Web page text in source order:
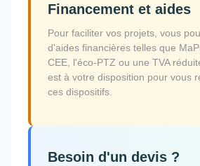
Financement et aides
Pour faciliter vos projets, vous
d'aides financières telles que
CEE, l'éco-PTZ ou une TVA
est à votre disposition pour vous
ces dispositifs.
Besoin d'un devis ?